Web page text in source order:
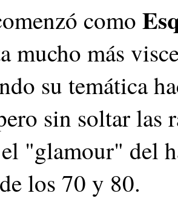
como
mucho más
su temática
sin soltar las
"glamour" del
los 70 y 80.